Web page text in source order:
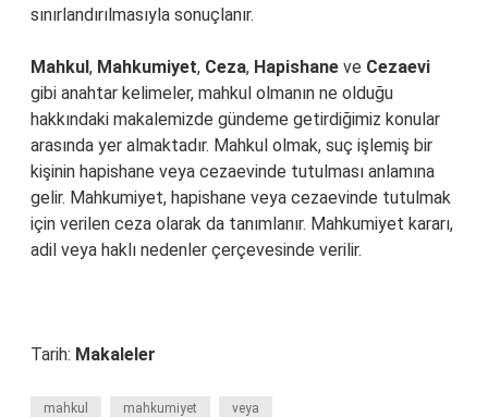
sınırlandırılmasıyla sonuçlanır.
Mahkul, Mahkumiyet, Ceza, Hapishane ve Cezaevi
gibi anahtar kelimeler, mahkul olmanın ne olduğu
hakkındaki makalemizde gündeme getirdiğimiz konular
arasında yer almaktadır. Mahkul olmak, suç işlemiş bir
kişinin hapishane veya cezaevinde tutulması anlamına
gelir. Mahkumiyet, hapishane veya cezaevinde tutulmak
için verilen ceza olarak da tanımlanır. Mahkumiyet kararı,
adil veya haklı nedenler çerçevesinde verilir.
Tarih: Makaleler
mahkul mahkumiyet veya